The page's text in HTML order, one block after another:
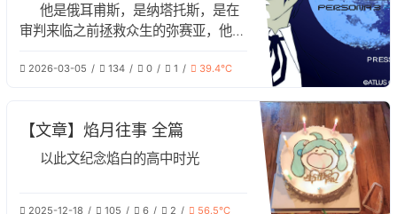
他是俄耳甫斯，是纳塔托斯，是在
审判来临之前拯救众生的弥赛亚，他是
2026-03-05 134 0 1 39.4℃
【文章】焰月往事 全篇
以此文纪念焰白的高中时光
2025-12-18 105 6 2 56.5℃